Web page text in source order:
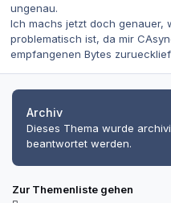
ungenau.
Ich machs jetzt doch genauer,
problematisch ist, da mir
empfangenen Bytes
Archiv
Dieses Thema wurde
beantwortet werden.
Zur Themenliste gehen